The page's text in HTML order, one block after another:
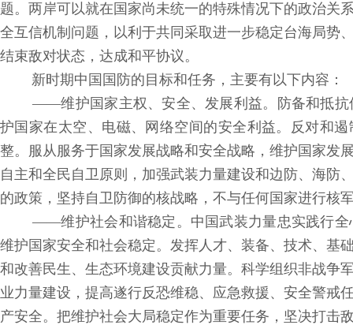
题。两岸可以就在国家尚未统一的特殊情况下的政治关
全互信机制问题，以利于共同采取进一步稳定台海局势
结束敌对状态，达成和平协议。
新时期中国国防的目标和任务，主要有以下内容：
——维护国家主权、安全、发展利益。防备和抵抗
护国家在太空、电磁、网络空间的安全利益。反对和
整。服从服务于国家发展战略和安全战略，维护国家发
自主和全民自卫原则，加强武装力量建设和边防、海防
的政策，坚持自卫防御的核战略，不与任何国家进行核
——维护社会和谐稳定。中国武装力量忠实践行全
维护国家安全和社会稳定。发挥人才、装备、技术、基
和改善民生、生态环境建设贡献力量。科学组织非战争
业力量建设，提高遂行反恐维稳、应急救援、安全警戒
产安全。把维护社会大局稳定作为重要任务，坚决打击